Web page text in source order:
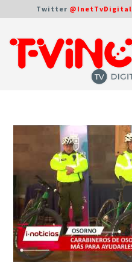
Twitter @InetTvDigital